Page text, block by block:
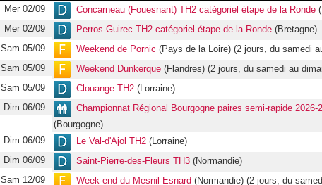
Mer 02/09 Concarneau (Fouesnant) TH2 catégoriel étape de la Ronde
Mer 02/09
Perros-Guirec TH2 catégoriel étape de la Ronde (Bretagne)
Sam 05/09
Weekend de Pornic (Pays de la Loire) (2 jours, du samedi
Sam 05/09
Weekend Dunkerque (Flandres) (2 jours, du samedi au
Sam 05/09
Clouange TH2 (Lorraine)
Dim 06/09
Championnat Régional Bourgogne paires semi-rapide
(Bourgogne)
Dim 06/09
Le Val-d'Ajol TH2 (Lorraine)
Dim 06/09
Saint-Pierre-des-Fleurs TH3 (Normandie)
Sam 12/09
Week-end du Mesnil-Esnard (Normandie) (2 jours, du